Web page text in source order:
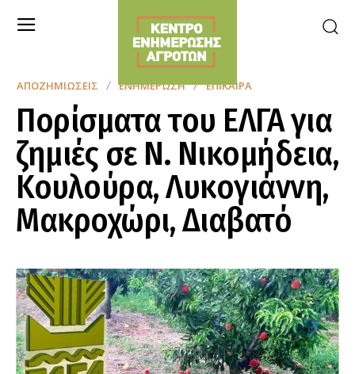
ΑΠΟΖΗΜΙΏΣΕΙΣ ΕΝΗΜΈΡΩΣΗ ΕΠΊΚΑΙΡΑ
Πορίσματα του ΕΛΓΑ για
ζημιές σε Ν. Νικομήδεια,
Κουλούρα, Λυκογιάννη,
Μακροχώρι, Διαβατό